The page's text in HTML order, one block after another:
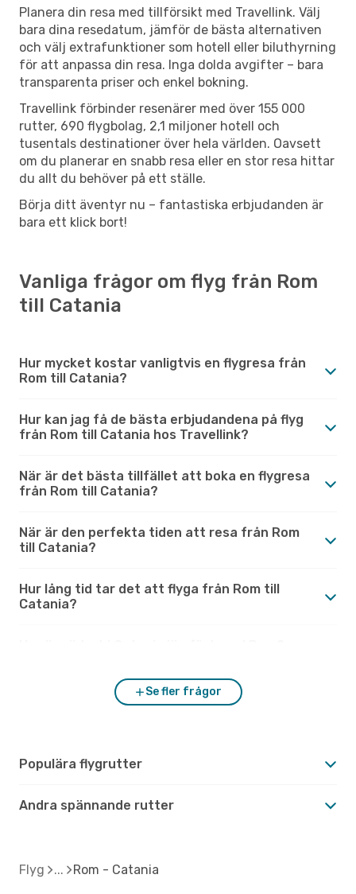
Planera din resa med tillförsikt med Travellink. Välj
bara dina resedatum, jämför de bästa alternativen
och välj extrafunktioner som hotell eller biluthyrning
för att anpassa din resa. Inga dolda avgifter – bara
transparenta priser och enkel bokning.
Travellink förbinder resenärer med över 155 000
rutter, 690 flygbolag, 2,1 miljoner hotell och
tusentals destinationer över hela världen. Oavsett
om du planerar en snabb resa eller en stor resa hittar
du allt du behöver på ett ställe.
Börja ditt äventyr nu – fantastiska erbjudanden är
bara ett klick bort!
Vanliga frågor om flyg från Rom
till Catania
Hur mycket kostar vanligtvis en flygresa från
Rom till Catania?
Hur kan jag få de bästa erbjudandena på flyg
från Rom till Catania hos Travellink?
När är det bästa tillfället att boka en flygresa
från Rom till Catania?
När är den perfekta tiden att resa från Rom
till Catania?
Hur lång tid tar det att flyga från Rom till
Catania?
Se fler frågor
Populära flygrutter
Andra spännande rutter
Flyg Rom - Catania